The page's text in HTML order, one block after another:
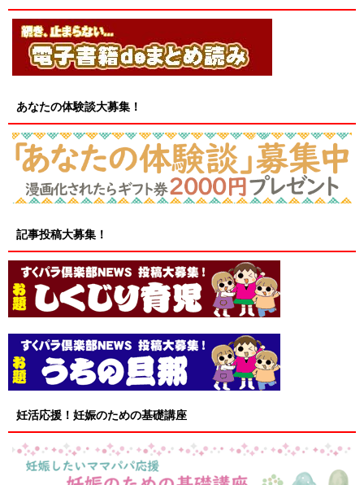
あなたの体験談大募集！
記事投稿大募集！
妊活応援！妊娠のための基礎講座